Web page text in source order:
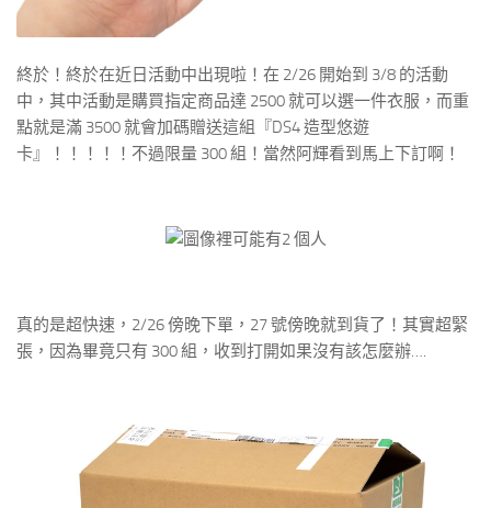
終於！終於在近日活動中出現啦！在 2/26 開始到 3/8 的活動
中，其中活動是購買指定商品達 2500 就可以選一件衣服，而重
點就是滿 3500 就會加碼贈送這組『DS4 造型悠遊
卡』！！！！！不過限量 300 組！當然阿輝看到馬上下訂啊！
真的是超快速，2/26 傍晚下單，27 號傍晚就到貨了！其實超緊
張，因為畢竟只有 300 組，收到打開如果沒有該怎麼辦….